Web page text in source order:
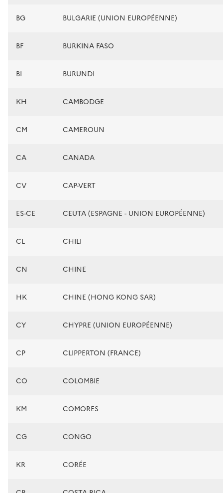
BG BULGARIE (UNION EUROPÉENNE)
BF BURKINA FASO
BI BURUNDI
KH CAMBODGE
CM CAMEROUN
CA CANADA
CV CAP-VERT
ES-CE CEUTA (ESPAGNE - UNION EUROPÉENNE)
CL CHILI
CN CHINE
HK CHINE (HONG KONG SAR)
CY CHYPRE (UNION EUROPÉENNE)
CP CLIPPERTON (FRANCE)
CO COLOMBIE
KM COMORES
CG CONGO
KR CORÉE